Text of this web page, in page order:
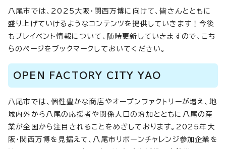
八尾市では、2025大阪・関西万博に向けて、皆さんとともに
盛り上げていけるようなコンテンツを提供していきます！今後
もプレイベント情報について、随時更新していきますので、こち
らのページをブックマークしておいてください。
OPEN FACTORY CITY YAO
八尾市では、個性豊かな商店やオープンファクトリーが増え、地
域内外から八尾の応援者や関係人口の増加とともに八尾の産
業が全国から注目されることをめざしております。2025年大
阪・関西万博を見据えて、八尾市リボーンチャレンジ参加企業を